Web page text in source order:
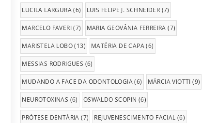
LUCILA LARGURA(6) LUIS FELIPE J. SCHNEIDER (7)
MARCELO FAVERI(7) MARIA GEOVÂNIA FERREIRA (7)
MARISTELA LOBO(13) MATÉRIA DE CAPA(6)
MESSIAS RODRIGUES (6)
MUDANDO A FACE DA ODONTOLOGIA(6) MÁRCIA VIOTTI (9)
NEUROTOXINAS (6) OSWALDO SCOPIN (6)
PRÓTESE DENTÁRIA (7) REJUVENESCIMENTO FACIAL (6)